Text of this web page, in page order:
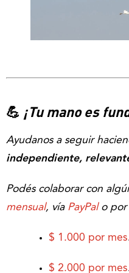
💪 ¡Tu mano es
Ayudanos a seguir
independiente,
Podés colaborar con
mensual, víaPayPalo por
$ 1.000 por mes
$ 2.000 por mes